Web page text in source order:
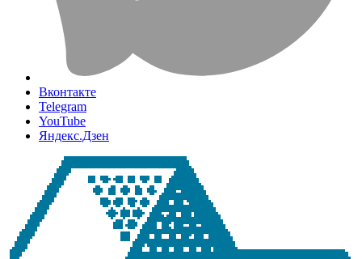
Вконтакте
Telegram
YouTube
Яндекс.Дзен